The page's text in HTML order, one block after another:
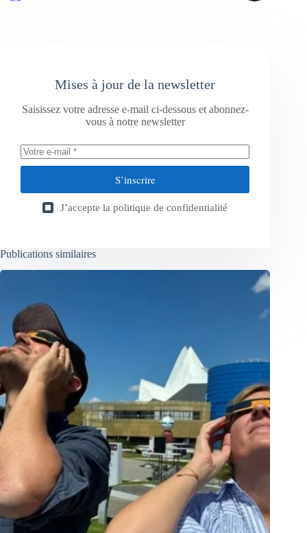
Mises à jour de la newsletter
Saisissez votre adresse e-mail ci-dessous et abonnez-
vous à notre newsletter
S’inscrire
J’accepte la politique de confidentialité
Publications similaires